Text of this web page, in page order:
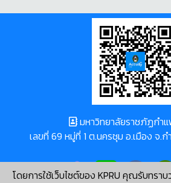
โดยการใช้เว็บไซต์ของ KPRU คุณรับทรา
มหาวิทยาลัยราชภัฏกำ
เลขที่ 69 หมู่ที่ 1 ต.นครชุม อ.เมือง จ.